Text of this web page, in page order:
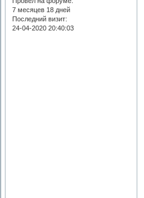
7 месяцев 18 дней
Последний визит:
24-04-2020 20:40:03